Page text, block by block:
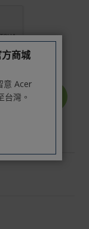
商城
意 Acer
灣。